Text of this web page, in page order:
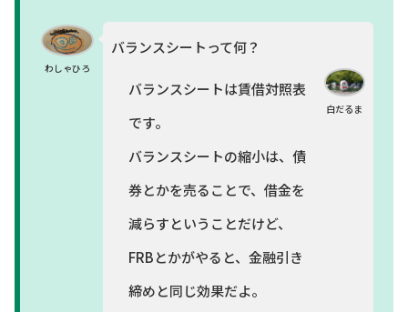
わしゃひろ
バランスシートって何？
白だるま
バランスシートは賃借対照表
です。
バランスシートの縮小は、債
券とかを売ることで、借金を
減らすということだけど、
FRBとかがやると、金融引き
締めと同じ効果だよ。